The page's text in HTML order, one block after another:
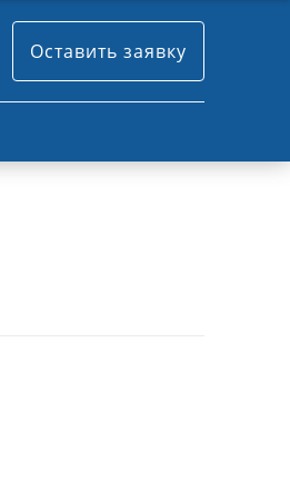
Оставить заявку